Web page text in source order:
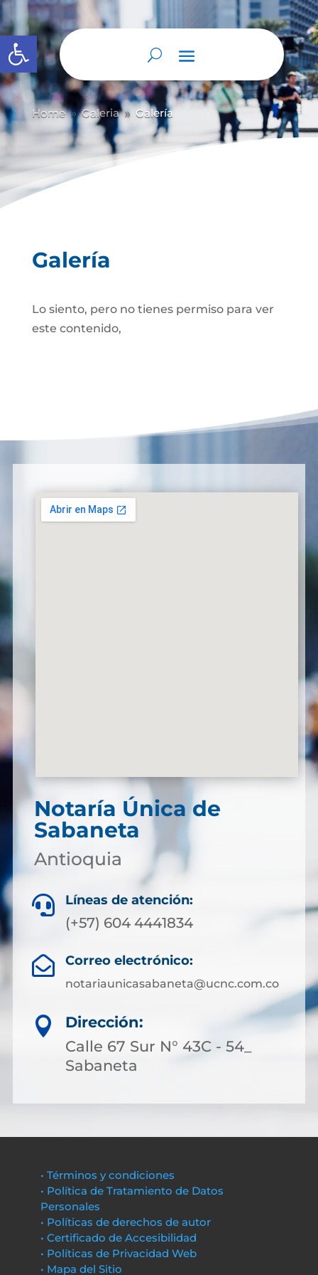
Abrir barra de herramientas
Home 9 Galeria 9 Galería
Galería
Lo siento, pero no tienes permiso para ver
este contenido,
Notaría Única de
Sabaneta
Antioquia
 Líneas de atención:
(+57) 604 4441834
 Correo electrónico:
notariaunicasabaneta@ucnc.com.co

Dirección:
Calle 67 Sur N° 43C - 54_
Sabaneta
• Términos y condiciones
• Política de Tratamiento de Datos
Personales
• Políticas de derechos de autor
• Certificado de Accesibilidad
• Políticas de Privacidad Web
• Mapa del Sitio